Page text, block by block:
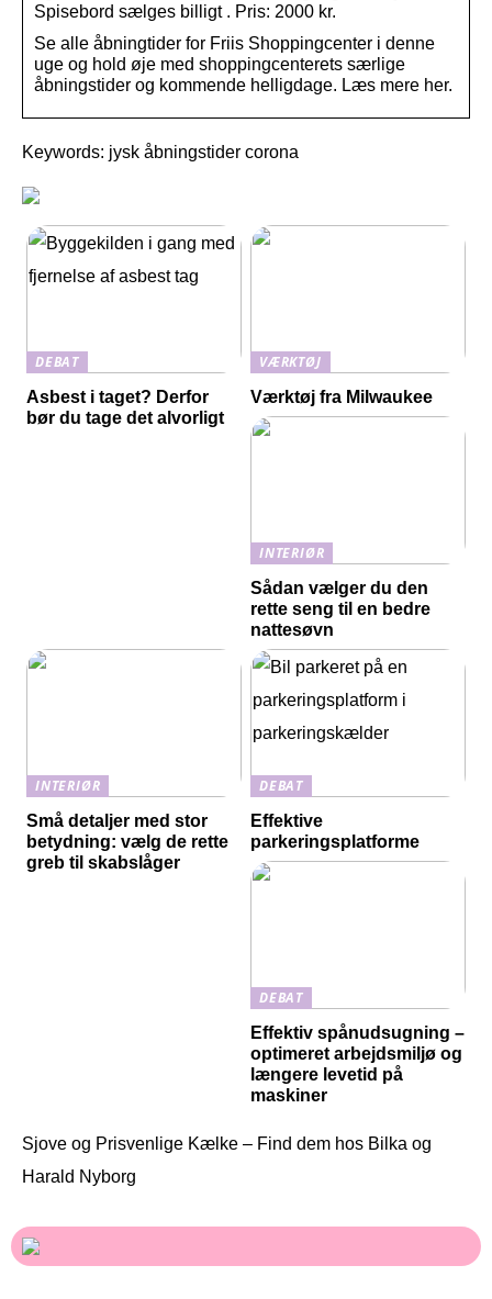
Spisebord sælges billigt . Pris: 2000 kr.
Se alle åbningtider for Friis Shoppingcenter i denne
uge og hold øje med shoppingcenterets særlige
åbningstider og kommende helligdage. Læs mere her.
Keywords: jysk åbningstider corona
DEBAT
Asbest i taget? Derfor
bør du tage det alvorligt
VÆRKTØJ
Værktøj fra Milwaukee
INTERIØR
Sådan vælger du den
rette seng til en bedre
nattesøvn
INTERIØR
Små detaljer med stor
betydning: vælg de rette
greb til skabslåger
DEBAT
Effektive
parkeringsplatforme
DEBAT
Effektiv spånudsugning –
optimeret arbejdsmiljø og
længere levetid på
maskiner
Sjove og Prisvenlige Kælke – Find dem hos Bilka og
Harald Nyborg